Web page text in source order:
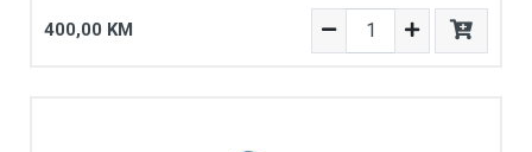
400,00 KM